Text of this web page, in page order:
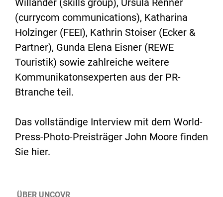
(currycom communications), Katharina
Holzinger (FEEI), Kathrin Stoiser (Ecker &
Partner), Gunda Elena Eisner (REWE
Touristik) sowie zahlreiche weitere
Kommunikatonsexperten aus der PR-
Btranche teil.
Das vollständige Interview mit dem World-
Press-Photo-Preisträger John Moore finden
Sie hier.
ÜBER UNCOVR